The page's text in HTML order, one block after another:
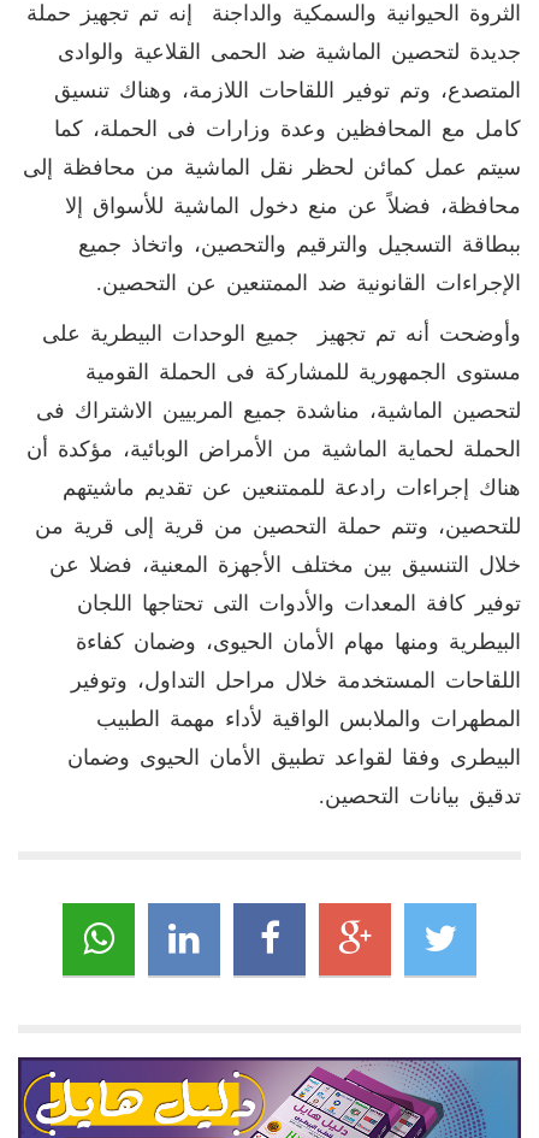
الثروة الحيوانية والسمكية والداجنة إنه تم تجهيز حملة
جديدة لتحصين الماشية ضد الحمى القلاعية والوادى
المتصدع، وتم توفير اللقاحات اللازمة، وهناك تنسيق
كامل مع المحافظين وعدة وزارات فى الحملة، كما
سيتم عمل كمائن لحظر نقل الماشية من محافظة إلى
محافظة، فضلاً عن منع دخول الماشية للأسواق إلا
ببطاقة التسجيل والترقيم والتحصين، واتخاذ جميع
الإجراءات القانونية ضد الممتنعين عن التحصين.
وأوضحت أنه تم تجهيز جميع الوحدات البيطرية على
مستوى الجمهورية للمشاركة فى الحملة القومية
لتحصين الماشية، مناشدة جميع المربيين الاشتراك فى
الحملة لحماية الماشية من الأمراض الوبائية، مؤكدة أن
هناك إجراءات رادعة للممتنعين عن تقديم ماشيتهم
للتحصين، وتتم حملة التحصين من قرية إلى قرية من
خلال التنسيق بين مختلف الأجهزة المعنية، فضلا عن
توفير كافة المعدات والأدوات التى تحتاجها اللجان
البيطرية ومنها مهام الأمان الحيوى، وضمان كفاءة
اللقاحات المستخدمة خلال مراحل التداول، وتوفير
المطهرات والملابس الواقية لأداء مهمة الطبيب
البيطرى وفقا لقواعد تطبيق الأمان الحيوى وضمان
تدقيق بيانات التحصين.